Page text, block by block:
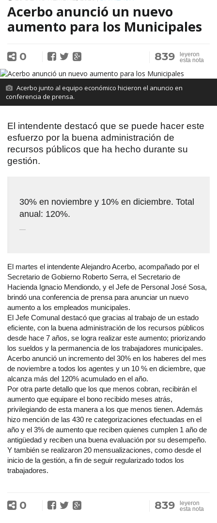
Acerbo anunció un nuevo
aumento para los Municipales
0 839
leyeron
esta nota
Acerbo junto al equipo económico hicieron el anuncio en
conferencia de prensa.
El intendente destacó que se puede hacer este
esfuerzo por la buena administración de
recursos públicos que ha hecho durante su
gestión.
30% en noviembre y 10% en diciembre. Total
anual: 120%.
—
El martes el intendente Alejandro Acerbo, acompañado por el
Secretario de Gobierno Roberto Serra, el Secretario de
Hacienda Ignacio Mendiondo, y el Jefe de Personal José Sosa,
brindó una conferencia de prensa para anunciar un nuevo
aumento a los empleados municipales.
El Jefe Comunal destacó que gracias al trabajo de un estado
eficiente, con la buena administración de los recursos públicos
desde hace 7 años, se logra realizar este aumento; priorizando
los sueldos y la permanencia de los trabajadores municipales.
Acerbo anunció un incremento del 30% en los haberes del mes
de noviembre a todos los agentes y un 10 % en diciembre, que
alcanza más del 120% acumulado en el año.
Por otra parte detallo que los que menos cobran, recibirán el
aumento que equipare el bono recibido meses atrás,
privilegiando de esta manera a los que menos tienen. Además
hizo mención de las 430 re categorizaciones efectuadas en el
año y el 3% de aumento que reciben quienes cumplen 1 año de
antigüedad y reciben una buena evaluación por su desempeño.
Y también se realizaron 20 mensualizaciones, como desde el
inicio de la gestión, a fin de seguir regularizado todos los
trabajadores.
0 839
leyeron
esta nota